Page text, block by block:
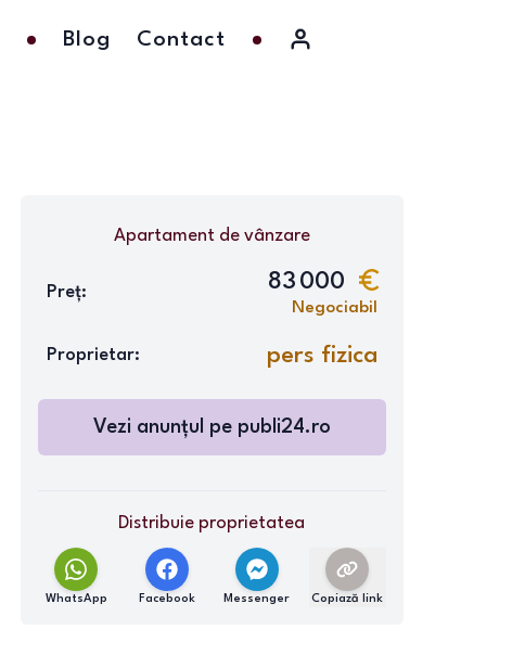
Blog Contact
Apartamentde vânzare
Preț: 83 000
Negociabil
Proprietar: pers fizica
Vezi anunțul pe publi24.ro
Distribuie proprietatea
WhatsApp Facebook Messenger Copiază link